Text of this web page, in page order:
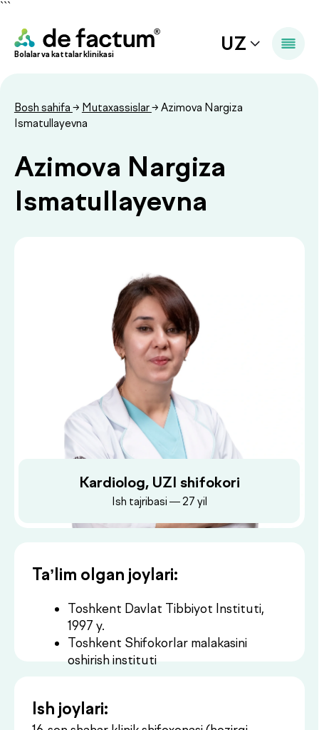
```
Bolalar va kattalar klinikasi
Dush–Juma: 08:00–18:00, Shanba: 08:00–16:00
Azimova Nargiza
Ismatullayevna
Ta’lim olgan joylari:
Toshkent Davlat Tibbiyot Instituti,
oshirish instituti
Ish joylari:
Malaka oshirish:
16-son shahar klinik shifoxonasi (hozirgi
Respublika shoshilinch tibbiy yordam
markazi)
Semashko instituti (hozirgi Terapiya instituti)
Orion Med City klinikasi
Allmed klinikasi
Kardiolog, UZI shifokori
Ish tajribasi — 27 yil